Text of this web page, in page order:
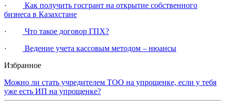
·
Как получить госгрант на открытие собственного
бизнеса в Казахстане
·
Что такое договор ГПХ?
·
Ведение учета кассовым методом – нюансы
Избранное
Можно ли стать учредителем ТОО на упрощенке, если у тебя
уже есть ИП на упрощенке?